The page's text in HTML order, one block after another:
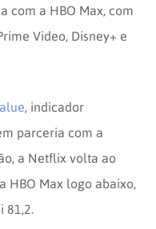
com a HBO Max, com
Video, Disney+ e
, indicador
parceria com a
a Netflix volta ao
HBO Max logo abaixo,
81,2.